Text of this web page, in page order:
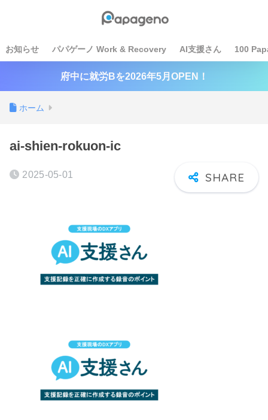
お知らせ パパゲーノ Work & Recovery AI支援さん 100
府中に就労Bを2026年5月OPEN！
ホーム
ai-shien-rokuon-ic
2025-05-01